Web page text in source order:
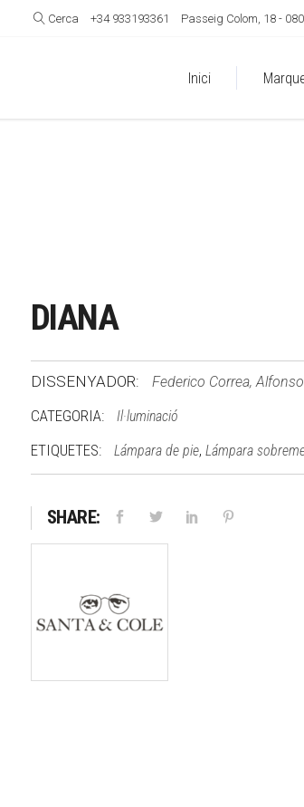
Cerca +34 933193361 Passeig Colom, 18 -
Inici
DIANA
DISSENYADOR: Federico Correa,
CATEGORIA: Il·luminació
ETIQUETES: Lámpara de pie, Lámpara
SHARE: